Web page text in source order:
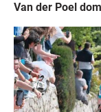
Van der Poel
Immagine